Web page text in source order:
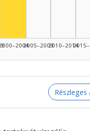
2005–20092010–2014